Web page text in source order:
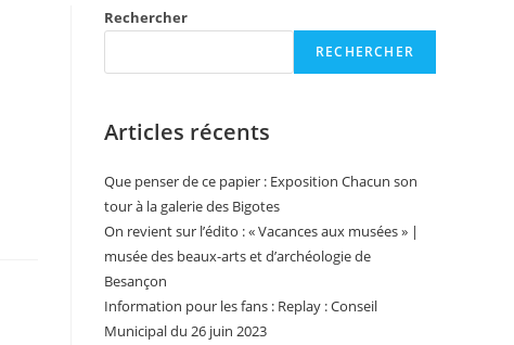
Rechercher
RECHERCHER
Articles récents
Que penser de ce papier : Exposition Chacun son
tour à la galerie des Bigotes
On revient sur l’édito : « Vacances aux musées » |
musée des beaux-arts et d’archéologie de
Besançon
Information pour les fans : Replay : Conseil
Municipal du 26 juin 2023